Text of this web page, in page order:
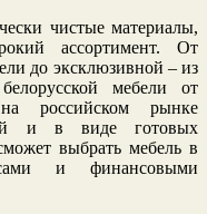
чистые материалы,
ассортимент. От
до эксклюзивной – из
мебели от
на российском рынке
и в виде готовых
выбрать мебель в
и финансовыми